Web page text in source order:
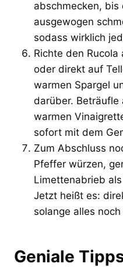
abschmecken, bis
ausgewogen
sodass wirklich
Richte den
oder direkt auf
warmen Spargel
darüber. Beträufle
warmen
sofort mit dem
Zum Abschluss
Pfeffer würzen,
Limettenabrieb
Jetzt heißt es:
solange alles
Geniale